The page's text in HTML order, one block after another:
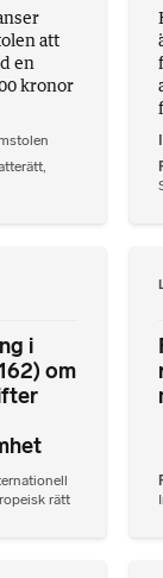
att
en
kronor
,
i
om
rätt